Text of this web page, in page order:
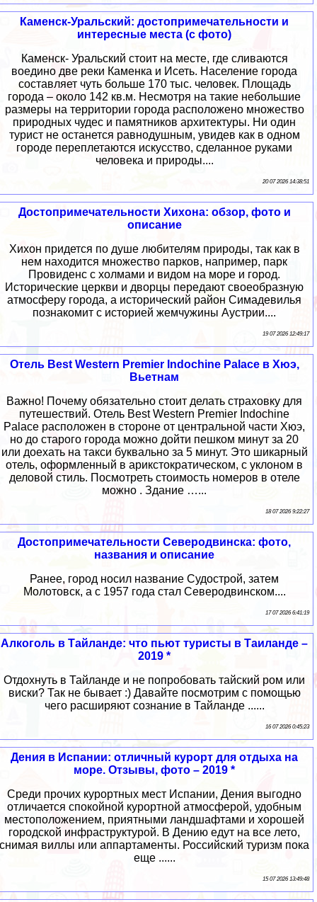
Каменск-Уральский: достопримечательности и
интересные места (с фото)
Каменск- Уральский стоит на месте, где сливаются
воедино две реки Каменка и Исеть. Население города
составляет чуть больше 170 тыс. человек. Площадь
города – около 142 кв.м. Несмотря на такие небольшие
размеры на территории города расположено множество
природных чудес и памятников архитектуры. Ни один
турист не останется равнодушным, увидев как в одном
городе переплетаются искусство, сделанное руками
человека и природы....
20 07 2026 14:38:51
Достопримечательности Хихона: обзор, фото и
описание
Хихон придется по душе любителям природы, так как в
нем находится множество парков, например, парк
Провиденс с холмами и видом на море и город.
Исторические церкви и дворцы передают своеобразную
атмосферу города, а исторический район Симадевилья
познакомит с историей жемчужины Аустрии....
19 07 2026 12:49:17
Отель Best Western Premier Indochine Palace в Хюэ,
Вьетнам
Важно! Почему обязательно стоит делать страховку для
путешествий. Отель Best Western Premier Indochine
Palace расположен в стороне от центральной части Хюэ,
но до старого города можно дойти пешком минут за 20
или доехать на такси буквально за 5 минут. Это шикарный
отель, оформленный в арикстократическом, с уклоном в
деловой стиль. Посмотреть стоимость номеров в отеле
можно . Здание …...
18 07 2026 9:22:27
Достопримечательности Северодвинска: фото,
названия и описание
Ранее, город носил название Судострой, затем
Молотовск, а с 1957 года стал Северодвинском....
17 07 2026 6:41:19
Алкоголь в Тайланде: что пьют туристы в Таиланде –
2019 *
Отдохнуть в Тайланде и не попробовать тайский ром или
виски? Так не бывает :) Давайте посмотрим с помощью
чего расширяют сознание в Тайланде ......
16 07 2026 0:45:23
Дения в Испании: отличный курорт для отдыха на
море. Отзывы, фото – 2019 *
Среди прочих курортных мест Испании, Дения выгодно
отличается спокойной курортной атмосферой, удобным
местоположением, приятными ландшафтами и хорошей
городской инфраструктурой. В Дению едут на все лето,
снимая виллы или аппартаменты. Российский туризм пока
еще ......
15 07 2026 13:49:48